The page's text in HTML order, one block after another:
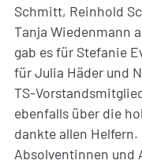
Schmitt, Reinhold
Tanja Wiedenmann
gab es für Stefanie
für Julia Häder und
TS-
ebenfalls über die
dankte allen
Absolventinnen und